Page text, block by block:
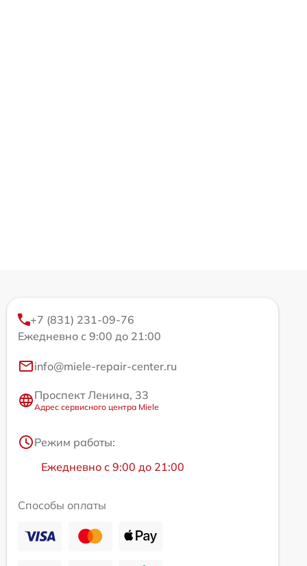
+7 (831) 231-09-76
Ежедневно с 9:00 до 21:00
info@miele-repair-center.ru
Проспект Ленина, 33
Адрес сервисного центра Miele
Режим работы:
Ежедневно с 9:00 до 21:00
Способы оплаты